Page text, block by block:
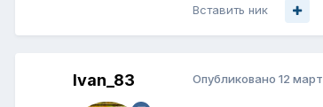
Вставить ник
Ivan_83 Опубликовано 12